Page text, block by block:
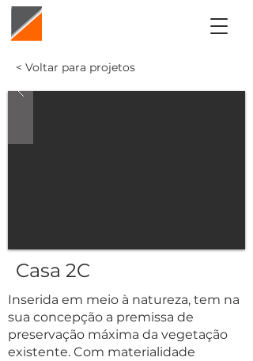
< Voltar para projetos
Casa 2C
Inserida em meio à natureza, tem na
sua concepção a premissa de
preservação máxima da vegetação
existente. Com materialidade